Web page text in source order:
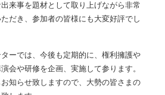
来事を題材として取り上げながら非常
だき、参加者の皆様にも大変好評でし
ーでは、今後も定期的に、権利擁護や
会や研修を企画、実施して参ります。
知らせ致しますので、大勢の皆さまの